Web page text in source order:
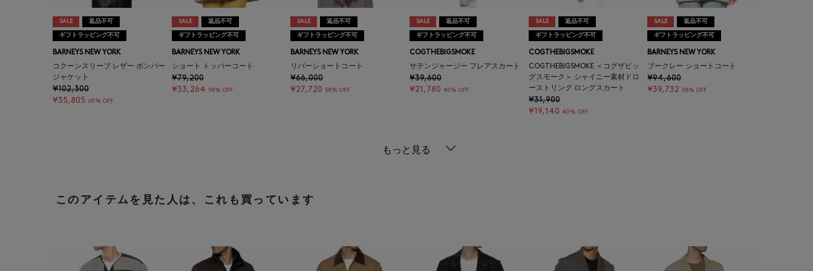
SALE 返品不可
ギフトラッピング不可
BARNEYS NEW YORK
コクーンスリーブ レザー ボンバー
ジャケット
¥102,300
¥35,805 65% OFF
SALE 返品不可
ギフトラッピング不可
BARNEYS NEW YORK
ショート トッパーコート
¥79,200
¥33,264 58% OFF
SALE 返品不可
ギフトラッピング不可
BARNEYS NEW YORK
リバーショートコート
¥66,000
¥27,720 58% OFF
SALE 返品不可
ギフトラッピング不可
COGTHEBIGSMOKE
サテンジャージー フレアスカート
¥39,600
¥21,780 45% OFF
SALE 返品不可
ギフトラッピング不可
COGTHEBIGSMOKE
COGTHEBIGSMOKE ＜コグザビッ
グスモーク＞ シャイニー素材ドロ
ーストリング ロングスカート
¥31,900
¥19,140 40% OFF
SALE 返品不可
ギフトラッピング不可
BARNEYS NEW YORK
ブークレー ショートコート
¥94,600
¥39,732 58% OFF
もっと見る
このアイテムを見た人は、これも買っています